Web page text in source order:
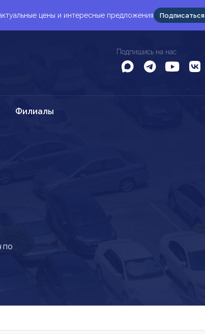
цены и интересные предложения Подписаться
Подпишись на нас
Филиалы
по